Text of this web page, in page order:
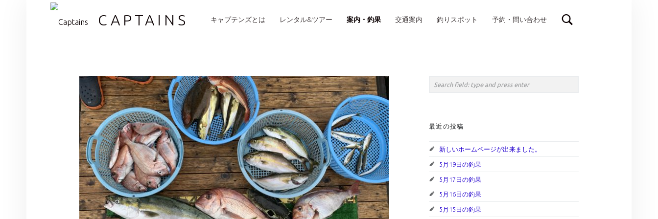
CAPTAINS キャプテンズとは レンタル&ツアー 案内・釣果 交通案内 釣りスポット 予約・問い合わせ
最近の投稿
新しいホームページが出来ました。
5月19日の釣果
5月17日の釣果
5月16日の釣果
5月15日の釣果